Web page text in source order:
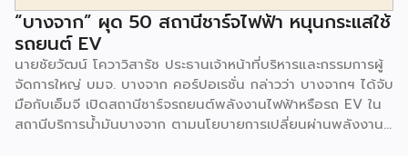
“บางจาก” ผุด 50 สถานีชาร์จไฟฟ้า หนุนกระแสใช้
รถยนต์ EV
นายชัยวัฒน์ โควาวิสารัช ประธานเจ้าหน้าที่บริหารและกรรมการผู้
จัดการใหญ่ บมจ. บางจาก คอร์ปอเรชั่น กล่าวว่า บางจากฯ ได้จับ
มือกับเอ็มจี เปิดสถานีชาร์จรถยนต์พลังงานไฟฟ้าหรือรถ EV ใน
สถานีบริการน้ำมันบางจาก ตามนโยบายการเปลี่ยนผ่านพลังงาน